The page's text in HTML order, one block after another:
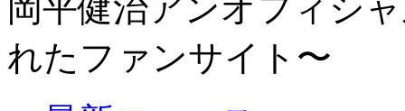
岡平健治アンオフィシ
れたファンサイト〜